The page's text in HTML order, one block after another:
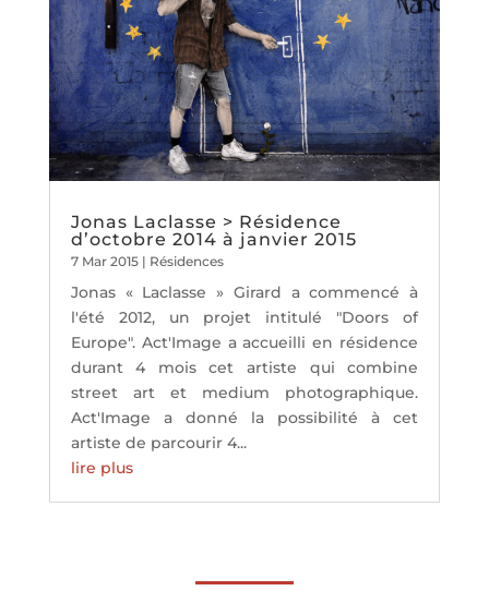
Jonas Laclasse > Résidence
d’octobre 2014 à janvier 2015
7 Mar 2015| Résidences
Jonas « Laclasse » Girard a commencé à
l'été 2012, un projet intitulé "Doors of
Europe". Act'Image a accueilli en résidence
durant 4 mois cet artiste qui combine
street art et medium photographique.
Act'Image a donné la possibilité à cet
artiste de parcourir 4...
lire plus